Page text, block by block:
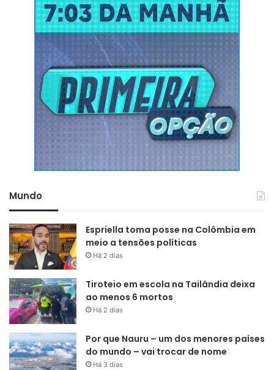
Mundo
Espriella toma posse na Colômbia em
meio a tensões políticas
Há 2 dias
Tiroteio em escola na Tailândia deixa
ao menos 6 mortos
Há 2 dias
Por que Nauru – um dos menores países
do mundo – vai trocar de nome
Há 3 dias